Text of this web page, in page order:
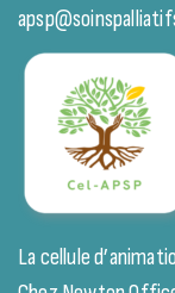
La cellule